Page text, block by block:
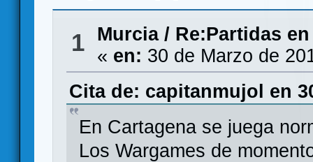
1 Murcia/ Re:Partidas
« en: 30 de Marzo de
Cita de: capitanmujol en
En Cartagena se juega
Los Wargames de